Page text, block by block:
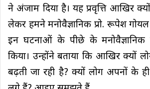
ने अंजाम दिया है। यह प्रवृत्ति आखिर
लेकर हमने मनोवैज्ञानिक प्रो. रूपेश
इन घटनाओं के पीछे के मनोवैज्ञानिक
किया। उन्होंने बताया कि आखिर क्यों
बढ़ती जा रही है? क्यों लोग अपनों के